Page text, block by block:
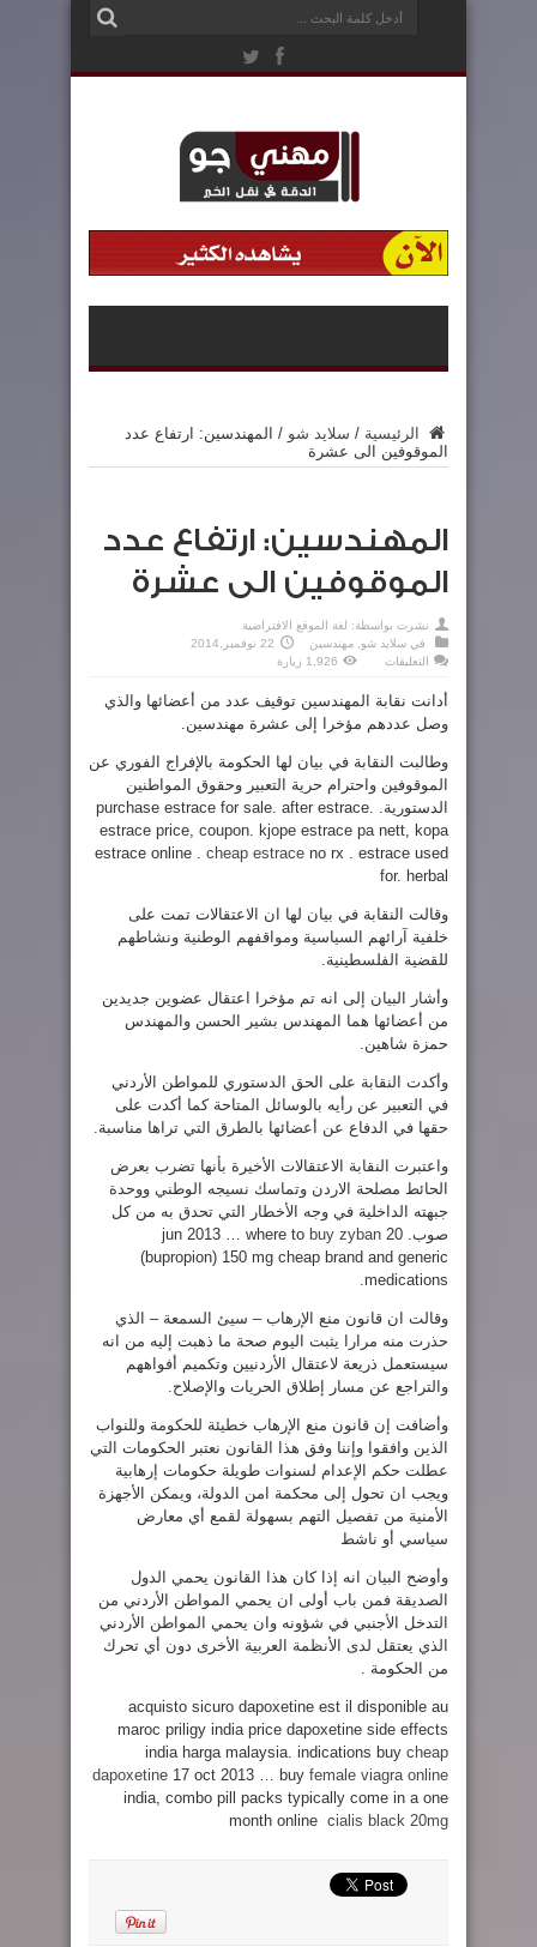
الرئيسية / سلايد شو / المهندسين: ارتفاع عدد
الموقوفين الى عشرة
المهندسين: ارتفاع عدد
الموقوفين الى عشرة
نشرت بواسطة: لغة الموقع الافتراضية
في سلايد شو, مهندسين
22 نوفمبر,2014
التعليقات
عدد
الموقوفين
الى
مغلقة
1,926 زيارة
أدانت نقابة المهندسين توقيف عدد من أعضائها والذي
وصل عددهم مؤخرا إلى عشرة مهندسين.
وطالبت النقابة في بيان لها الحكومة بالإفراج الفوري عن
الموقوفين واحترام حرية التعبير وحقوق المواطنين
الدستورية. purchase estrace for sale. after estrace.
estrace price, coupon. kjope estrace pa nett, kopa
estrace online . cheap estrace no rx . estrace used
for. herbal
وقالت النقابة في بيان لها ان الاعتقالات تمت على
خلفية آرائهم السياسية ومواقفهم الوطنية ونشاطهم
للقضية الفلسطينية.
وأشار البيان إلى انه تم مؤخرا اعتقال عضوين جديدين
من أعضائها هما المهندس بشير الحسن والمهندس
حمزة شاهين.
وأكدت النقابة على الحق الدستوري للمواطن الأردني
في التعبير عن رأيه بالوسائل المتاحة كما أكدت على
حقها في الدفاع عن أعضائها بالطرق التي تراها مناسبة.
واعتبرت النقابة الاعتقالات الأخيرة بأنها تضرب بعرض
الحائط مصلحة الاردن وتماسك نسيجه الوطني ووحدة
جبهته الداخلية في وجه الأخطار التي تحدق به من كل
صوب.
buy zyban
(bupropion) 150 mg cheap brand and generic
medications.
وقالت ان قانون منع الإرهاب – سيئ السمعة – الذي
حذرت منه مرارا يثبت اليوم صحة ما ذهبت إليه من انه
سيستعمل ذريعة لاعتقال الأردنيين وتكميم أفواههم
والتراجع عن مسار إطلاق الحريات والإصلاح.
وأضافت إن قانون منع الإرهاب خطيئة للحكومة وللنواب
الذين وافقوا وإننا وفق هذا القانون نعتبر الحكومات التي
عطلت حكم الإعدام لسنوات طويلة حكومات إرهابية
ويجب ان تحول إلى محكمة امن الدولة، ويمكن الأجهزة
الأمنية من تفصيل التهم بسهولة لقمع أي معارض
سياسي أو ناشط
وأوضح البيان انه إذا كان هذا القانون يحمي الدول
الصديقة فمن باب أولى ان يحمي المواطن الأردني من
التدخل الأجنبي في شؤونه وان يحمي المواطن الأردني
الذي يعتقل لدى الأنظمة العربية الأخرى دون أي تحرك
من الحكومة .
acquisto sicuro dapoxetine est il disponible au
maroc priligy india price dapoxetine side effects
india harga malaysia. indications buy cheap
dapoxetine 17 oct 2013 … buy female viagra online
india, combo pill packs typically come in a one
month online cialis black 20mg